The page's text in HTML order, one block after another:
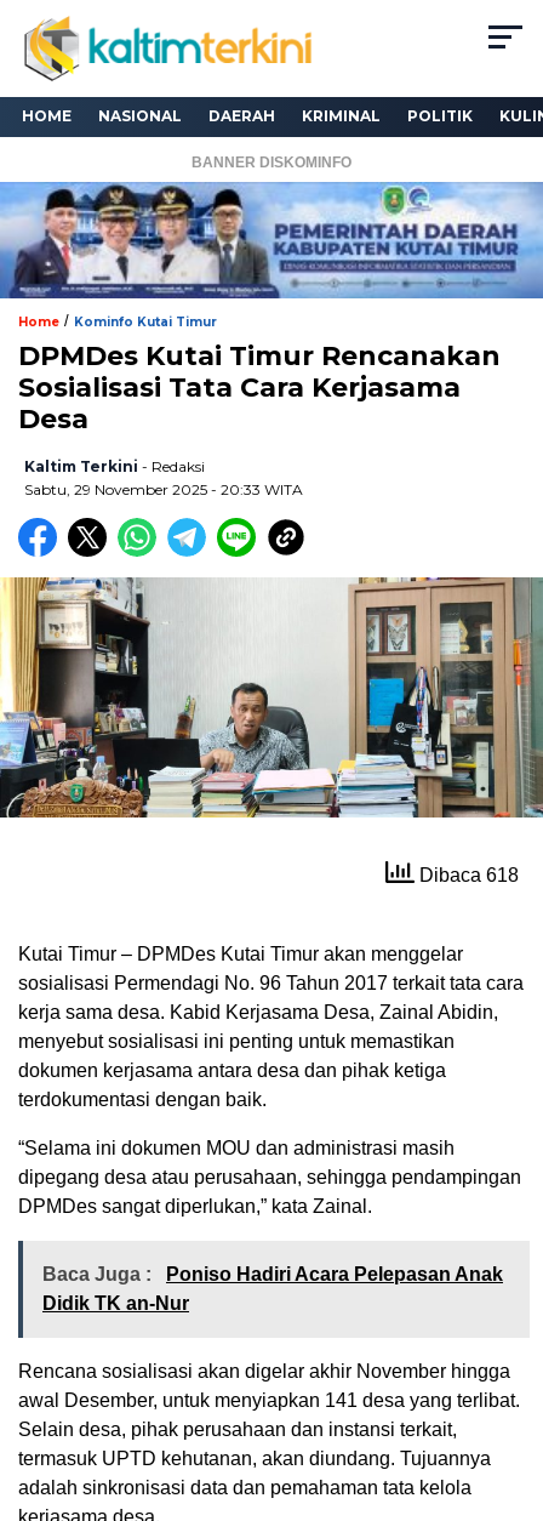
HOME NASIONAL DAERAH KRIMINAL POLITIK
BANNER DISKOMINFO
Home / Kominfo Kutai Timur
DPMDes Kutai Timur Rencanakan
Sosialisasi Tata Cara Kerjasama
Desa
Kaltim Terkini - Redaksi
Sabtu, 29 November 2025 - 20:33 WITA
Dibaca 618
Kutai Timur – DPMDes Kutai Timur akan menggelar
sosialisasi Permendagi No. 96 Tahun 2017 terkait tata cara
kerja sama desa. Kabid Kerjasama Desa, Zainal Abidin,
menyebut sosialisasi ini penting untuk memastikan
dokumen kerjasama antara desa dan pihak ketiga
terdokumentasi dengan baik.
“Selama ini dokumen MOU dan administrasi masih
dipegang desa atau perusahaan, sehingga pendampingan
DPMDes sangat diperlukan,” kata Zainal.
Baca Juga :
Poniso Hadiri Acara Pelepasan Anak
Didik TK an-Nur
Rencana sosialisasi akan digelar akhir November hingga
awal Desember, untuk menyiapkan 141 desa yang terlibat.
Selain desa, pihak perusahaan dan instansi terkait,
termasuk UPTD kehutanan, akan diundang. Tujuannya
adalah sinkronisasi data dan pemahaman tata kelola